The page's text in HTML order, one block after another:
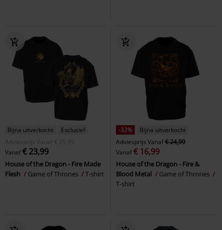
Bijna uitverkocht
Exclusief
Adviesprijs
Vanaf € 29,99
Vanaf€ 23,99
House of the Dragon - Fire Made
Flesh
Game of Thrones T-shirt
-32%
Bijna uitverkocht
Adviesprijs Vanaf€ 24,99
Vanaf€ 16,99
House of the Dragon - Fire &
Blood Metal
Game of Thrones
T-shirt